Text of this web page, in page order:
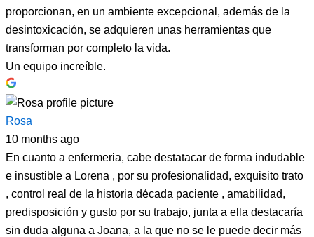
proporcionan, en un ambiente excepcional, además de la
desintoxicación, se adquieren unas herramientas que
transforman por completo la vida.
Un equipo increíble.
Rosa
10 months ago
En cuanto a enfermeria, cabe destatacar de forma indudable
e insustible a Lorena , por su profesionalidad, exquisito trato
, control real de la historia década paciente , amabilidad,
predisposición y gusto por su trabajo, junta a ella destacaría
sin duda alguna a Joana, a la que no se le puede decir más